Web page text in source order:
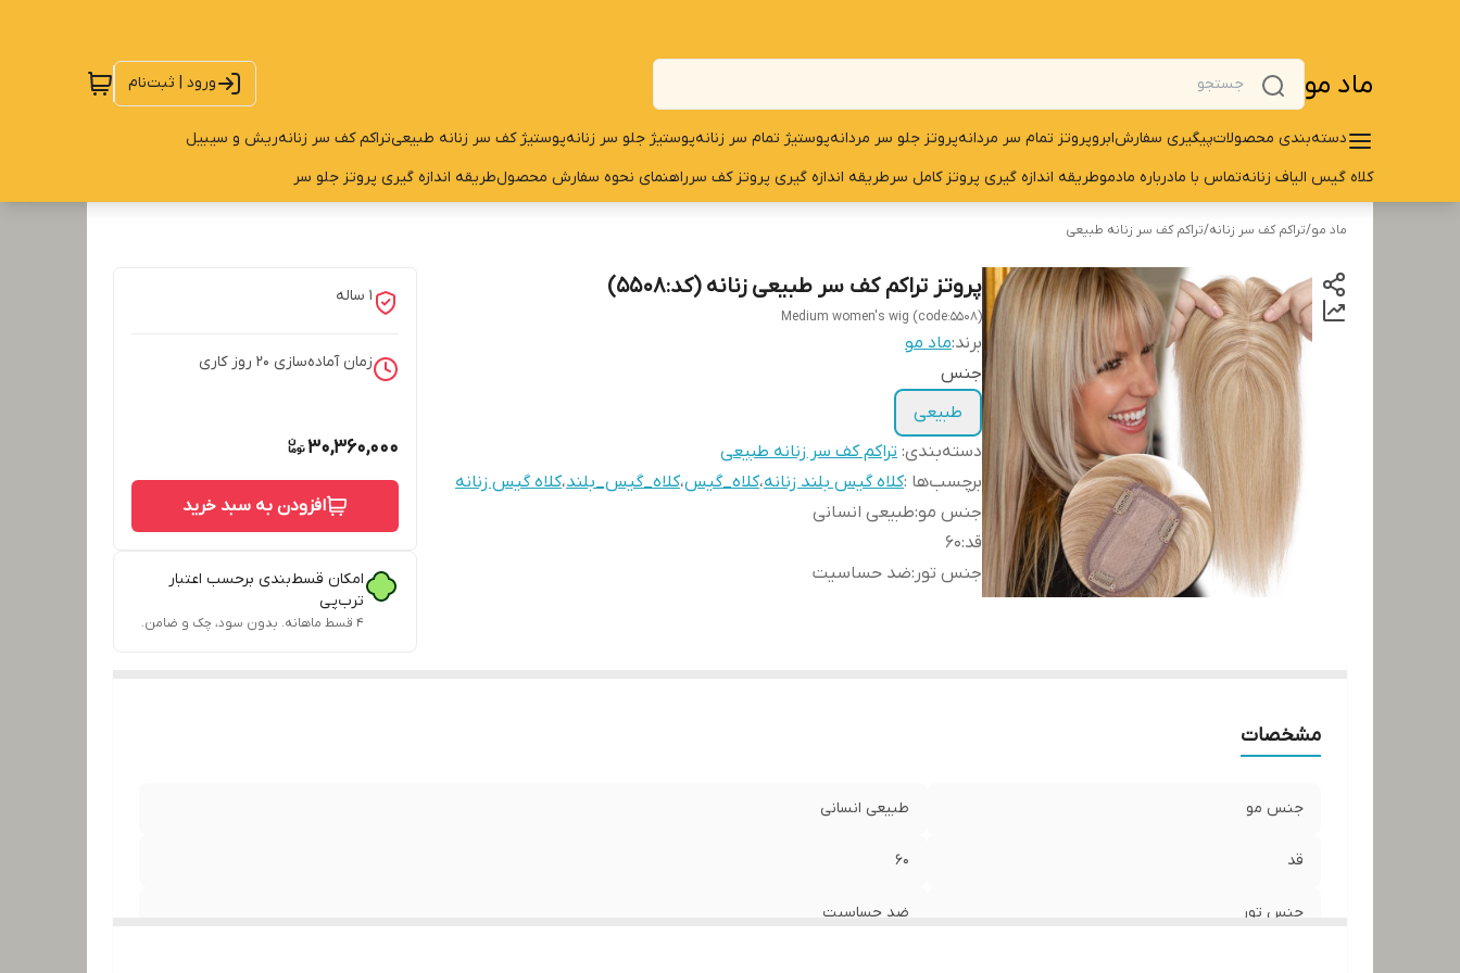
ماد مو ورود | ثبت‌نام
دسته‌بندی محصولاتپیگیری سفارشابروپروتز تمام سر مردانهپروتز جلو سر مردانهپوستیژ تمام سر زنانهپوستیژ جلو سر زنانهپوستیژ کف سر زنانه طبیعیتراکم کف سر زنانهریش و سیبیل
کلاه گیس الیاف زنانهتماس با مادرباره مادموطریقه اندازه گیری پروتز کامل سرطریقه اندازه گیری پروتز کف سرراهنمای نحوه سفارش محصولطریقه اندازه گیری پروتز جلو سر
ماد مو/تراکم کف سر زنانه/تراکم کف سر زنانه طبیعی
پروتز تراکم کف سر طبیعی زنانه (کد:5508)
Medium women's wig (code:5508)
برند:ماد مو
جنس
طبیعی
دسته‌بندی: تراکم کف سر زنانه طبیعی
برچسب‌ها :کلاه گیس بلند زنانه،کلاه_گیس،کلاه_گیس_بلند،کلاه گیس زنانه
جنس مو:طبیعی انسانی
قد:
60
جنس تور :ضد حساسیت
1 ساله
زمان آماده‌سازی 20 روز کاری
30,360,000
افزودن به سبد خرید
امکان قسط‌بندی برحسب اعتبار
ترب‌پی
۴ قسط ماهانه. بدون سود، چک و ضامن.
مشخصات
جنس مو طبیعی انسانی
قد 60
جنس تور ضد حساسیت